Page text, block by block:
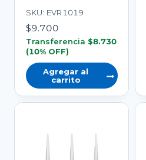
SKU: EVR1019
$9.700
Transferencia $8.730
(10% OFF)
Agregar al
carrito